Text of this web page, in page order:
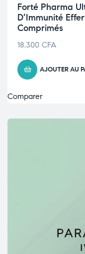
Forté Pharma
D’Immunité
Comprimés
18.300 CFA
AJOUTER AU
Comparer